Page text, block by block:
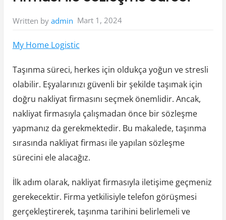
Written by admin Mart 1, 2024
My Home Logistic
Taşınma süreci, herkes için oldukça yoğun ve stresli
olabilir. Eşyalarınızı güvenli bir şekilde taşımak için
doğru nakliyat firmasını seçmek önemlidir. Ancak,
nakliyat firmasıyla çalışmadan önce bir sözleşme
yapmanız da gerekmektedir. Bu makalede, taşınma
sırasında nakliyat firması ile yapılan sözleşme
sürecini ele alacağız.
İlk adım olarak, nakliyat firmasıyla iletişime geçmeniz
gerekecektir. Firma yetkilisiyle telefon görüşmesi
gerçekleştirerek, taşınma tarihini belirlemeli ve